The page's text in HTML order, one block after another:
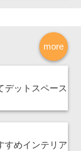
more
デットスペース
すめインテリア